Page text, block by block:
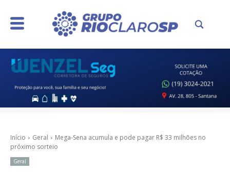
Início Geral
Mega-Sena acumula e pode pagar R$ 33 milhões no
próximo sorteio
Geral